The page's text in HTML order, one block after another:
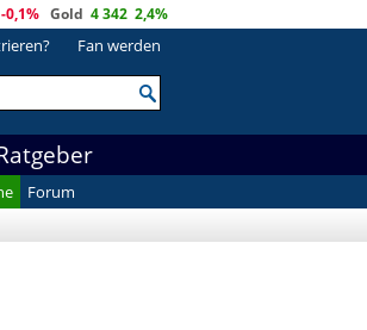
-0,1% Gold 4 342 2,4%
Fan werden
Forum